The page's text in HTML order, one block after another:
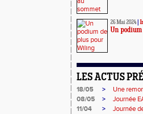
26 Mai 2024
Un
LES ACTUS
18/05 >
Une
08/05
>
Journée
11/04
>
Journée